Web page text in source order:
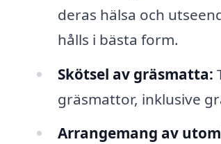
deras hälsa och
hålls i bästa form.
Skötsel av gräsmatta:
gräsmattor, inklusive
Arrangemang av